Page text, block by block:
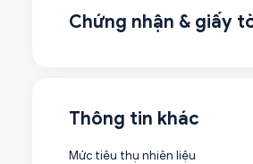
Chứng nhận & giấy
Thông tin khác
Mức tiêu thụ nhiên liệu